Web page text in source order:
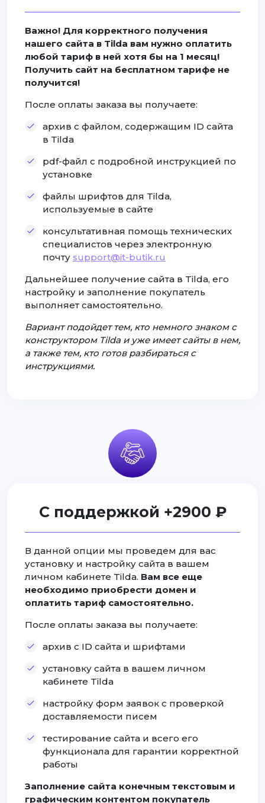
Важно! Для корректного получения
нашего сайта в Tilda вам нужно оплатить
любой тариф в ней хотя бы на 1 месяц!
Получить сайт на бесплатном тарифе не
получится!
После оплаты заказа вы получаете:
архив с файлом, содержащим ID сайта
в Tilda
pdf-файл с подробной инструкцией по
установке
файлы шрифтов для Tilda,
используемые в сайте
консультативная помощь технических
специалистов через электронную
почту support@it-butik.ru
Дальнейшее получение сайта в Tilda, его
настройку и заполнение покупатель
выполняет самостоятельно.
Вариант подойдет тем, кто немного знаком с
конструктором Tilda и уже имеет сайты в нем,
а также тем, кто готов разбираться с
инструкциями.
С поддержкой +2900 ₽
В данной опции мы проведем для вас
установку и настройку сайта в вашем
личном кабинете Tilda. Вам все еще
необходимо приобрести домен и
оплатить тариф самостоятельно.
После оплаты заказа вы получаете:
архив с ID сайта и шрифтами
установку сайта в вашем личном
кабинете Tilda
настройку форм заявок с проверкой
доставляемости писем
тестирование сайта и всего его
функционала для гарантии корректной
работы
Заполнение сайта конечным текстовым и
графическим контентом покупатель